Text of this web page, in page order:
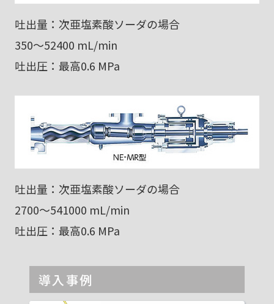
吐出量：次亜塩素酸ソーダの場合
350～52400 mL/min
吐出圧：最高0.6 MPa
吐出量：次亜塩素酸ソーダの場合
2700～541000 mL/min
吐出圧：最高0.6 MPa
導入事例